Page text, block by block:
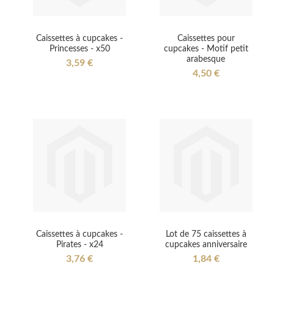
Caissettes à cupcakes -
Princesses - x50
3,59 €
Caissettes pour
cupcakes - Motif petit
arabesque
4,50 €
Caissettes à cupcakes -
Pirates - x24
3,76 €
Lot de 75 caissettes à
cupcakes anniversaire
1,84 €